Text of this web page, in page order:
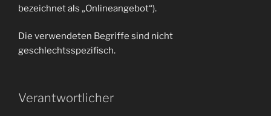
bezeichnet als „Onlineangebot“).
Die verwendeten Begriffe sind nicht
geschlechtsspezifisch.
Verantwortlicher